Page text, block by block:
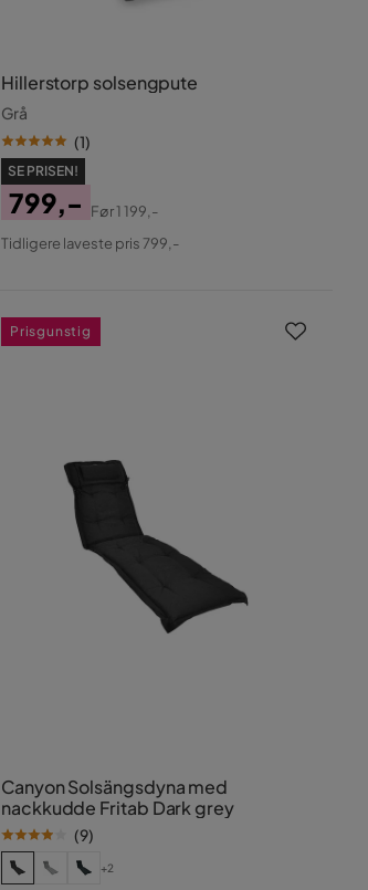
Hillerstorp solsengpute
Grå
(1)
SE PRISEN!
Pris
799,-
Original
Før1 199,-
Tidligere laveste pris 799,-
Canyon Solsängsdyna med
nackkudde Fritab Dark grey
(9)
+2
Prisgunstig